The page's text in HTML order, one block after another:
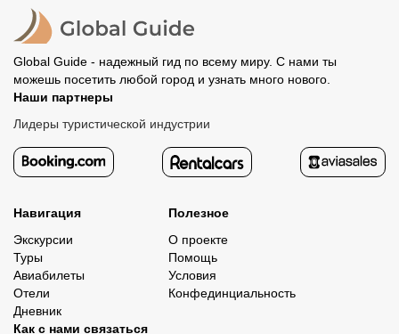
Global Guide - надежный гид по всему миру. С нами ты
можешь посетить любой город и узнать много нового.
Наши партнеры
Лидеры туристической индустрии
Навигация
Экскурсии
Туры
Авиабилеты
Отели
Дневник
Полезное
О проекте
Помощь
Условия
Конфединциальность
Как с нами связаться